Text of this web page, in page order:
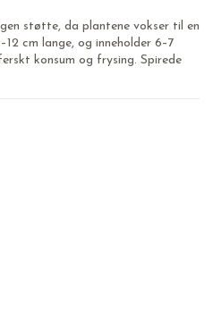
støtte, da plantene vokser til en
cm lange, og inneholder 6–7
konsum og frysing. Spirede